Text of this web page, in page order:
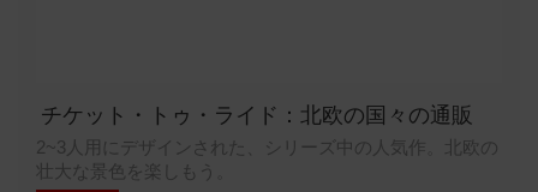
チケット・トゥ・ライド：北欧の国々の通販
2~3人用にデザインされた、シリーズ中の人気作。北欧の
壮大な景色を楽しもう。